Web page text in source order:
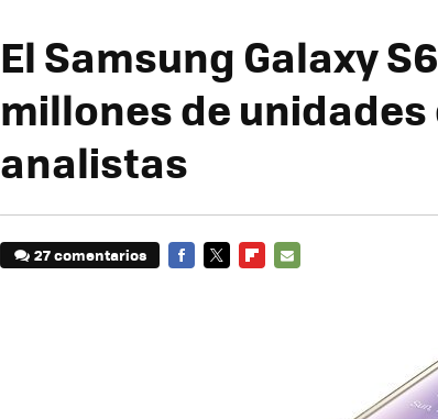
El Samsung Galaxy
millones de
analistas
27 comentarios